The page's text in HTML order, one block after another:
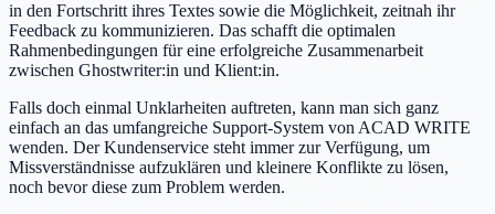
in den Fortschritt ihres Textes sowie die Möglichkeit, zeitnah ihr
Feedback zu kommunizieren. Das schafft die optimalen
Rahmenbedingungen für eine erfolgreiche Zusammenarbeit
zwischen Ghostwriter:in und Klient:in.
Falls doch einmal Unklarheiten auftreten, kann man sich ganz
einfach an das umfangreiche Support-System von ACAD WRITE
wenden. Der Kundenservice steht immer zur Verfügung, um
Missverständnisse aufzuklären und kleinere Konflikte zu lösen,
noch bevor diese zum Problem werden.